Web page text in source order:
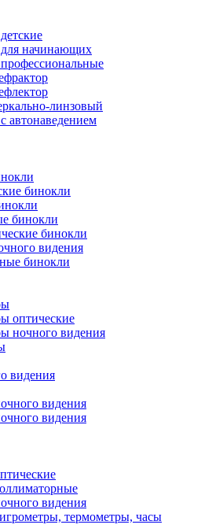
начинающих
линзовый
автонаведением
бинокли
бинокли
бинокли
видения
бинокли
оптические
ночного видения
видения
видения
видения
видения
термометры, часы